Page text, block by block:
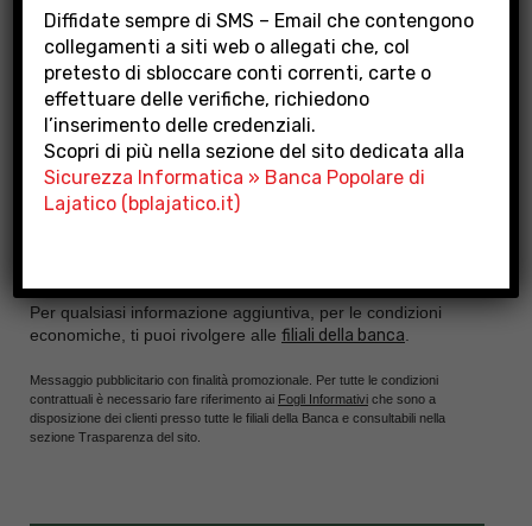
Per qualsiasi informazione aggiuntiva, per le condizioni
economiche, ti puoi rivolgere alle filiali della banca
Messaggio pubblicitario con finalità promozionale. Per tutte le condizioni
contrattuali è necessario fare riferimento ai Fogli Informativi che sono a
disposizione dei clienti presso tutte le filiali della Banca e consultabili nella
sezione Trasparenza del sito.
Diffidate sempre di SMS – Email che contengono
collegamenti a siti web o allegati che, col
pretesto di sbloccare conti correnti, carte o
effettuare delle verifiche, richiedono
l’inserimento delle credenziali.
Scopri di più nella sezione del sito dedicata alla
Sicurezza Informatica » Banca Popolare di
Lajatico (bplajatico.it)